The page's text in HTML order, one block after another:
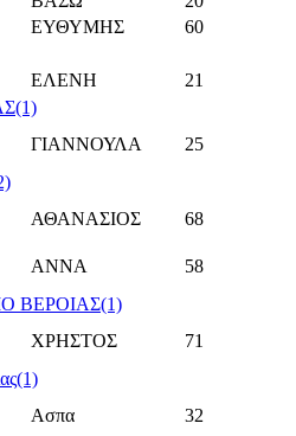
ΕΥΘΥΜΗΣ
60
ΕΛΕΝΗ
21
(1)
ΓΙΑΝΝΟΥΛΑ
25
ΑΘΑΝΑΣΙΟΣ 68
ΑΝΝΑ
58
ΒΕΡΟΙΑΣ(1)
ΧΡΗΣΤΟΣ
71
(1)
Ασπα
32